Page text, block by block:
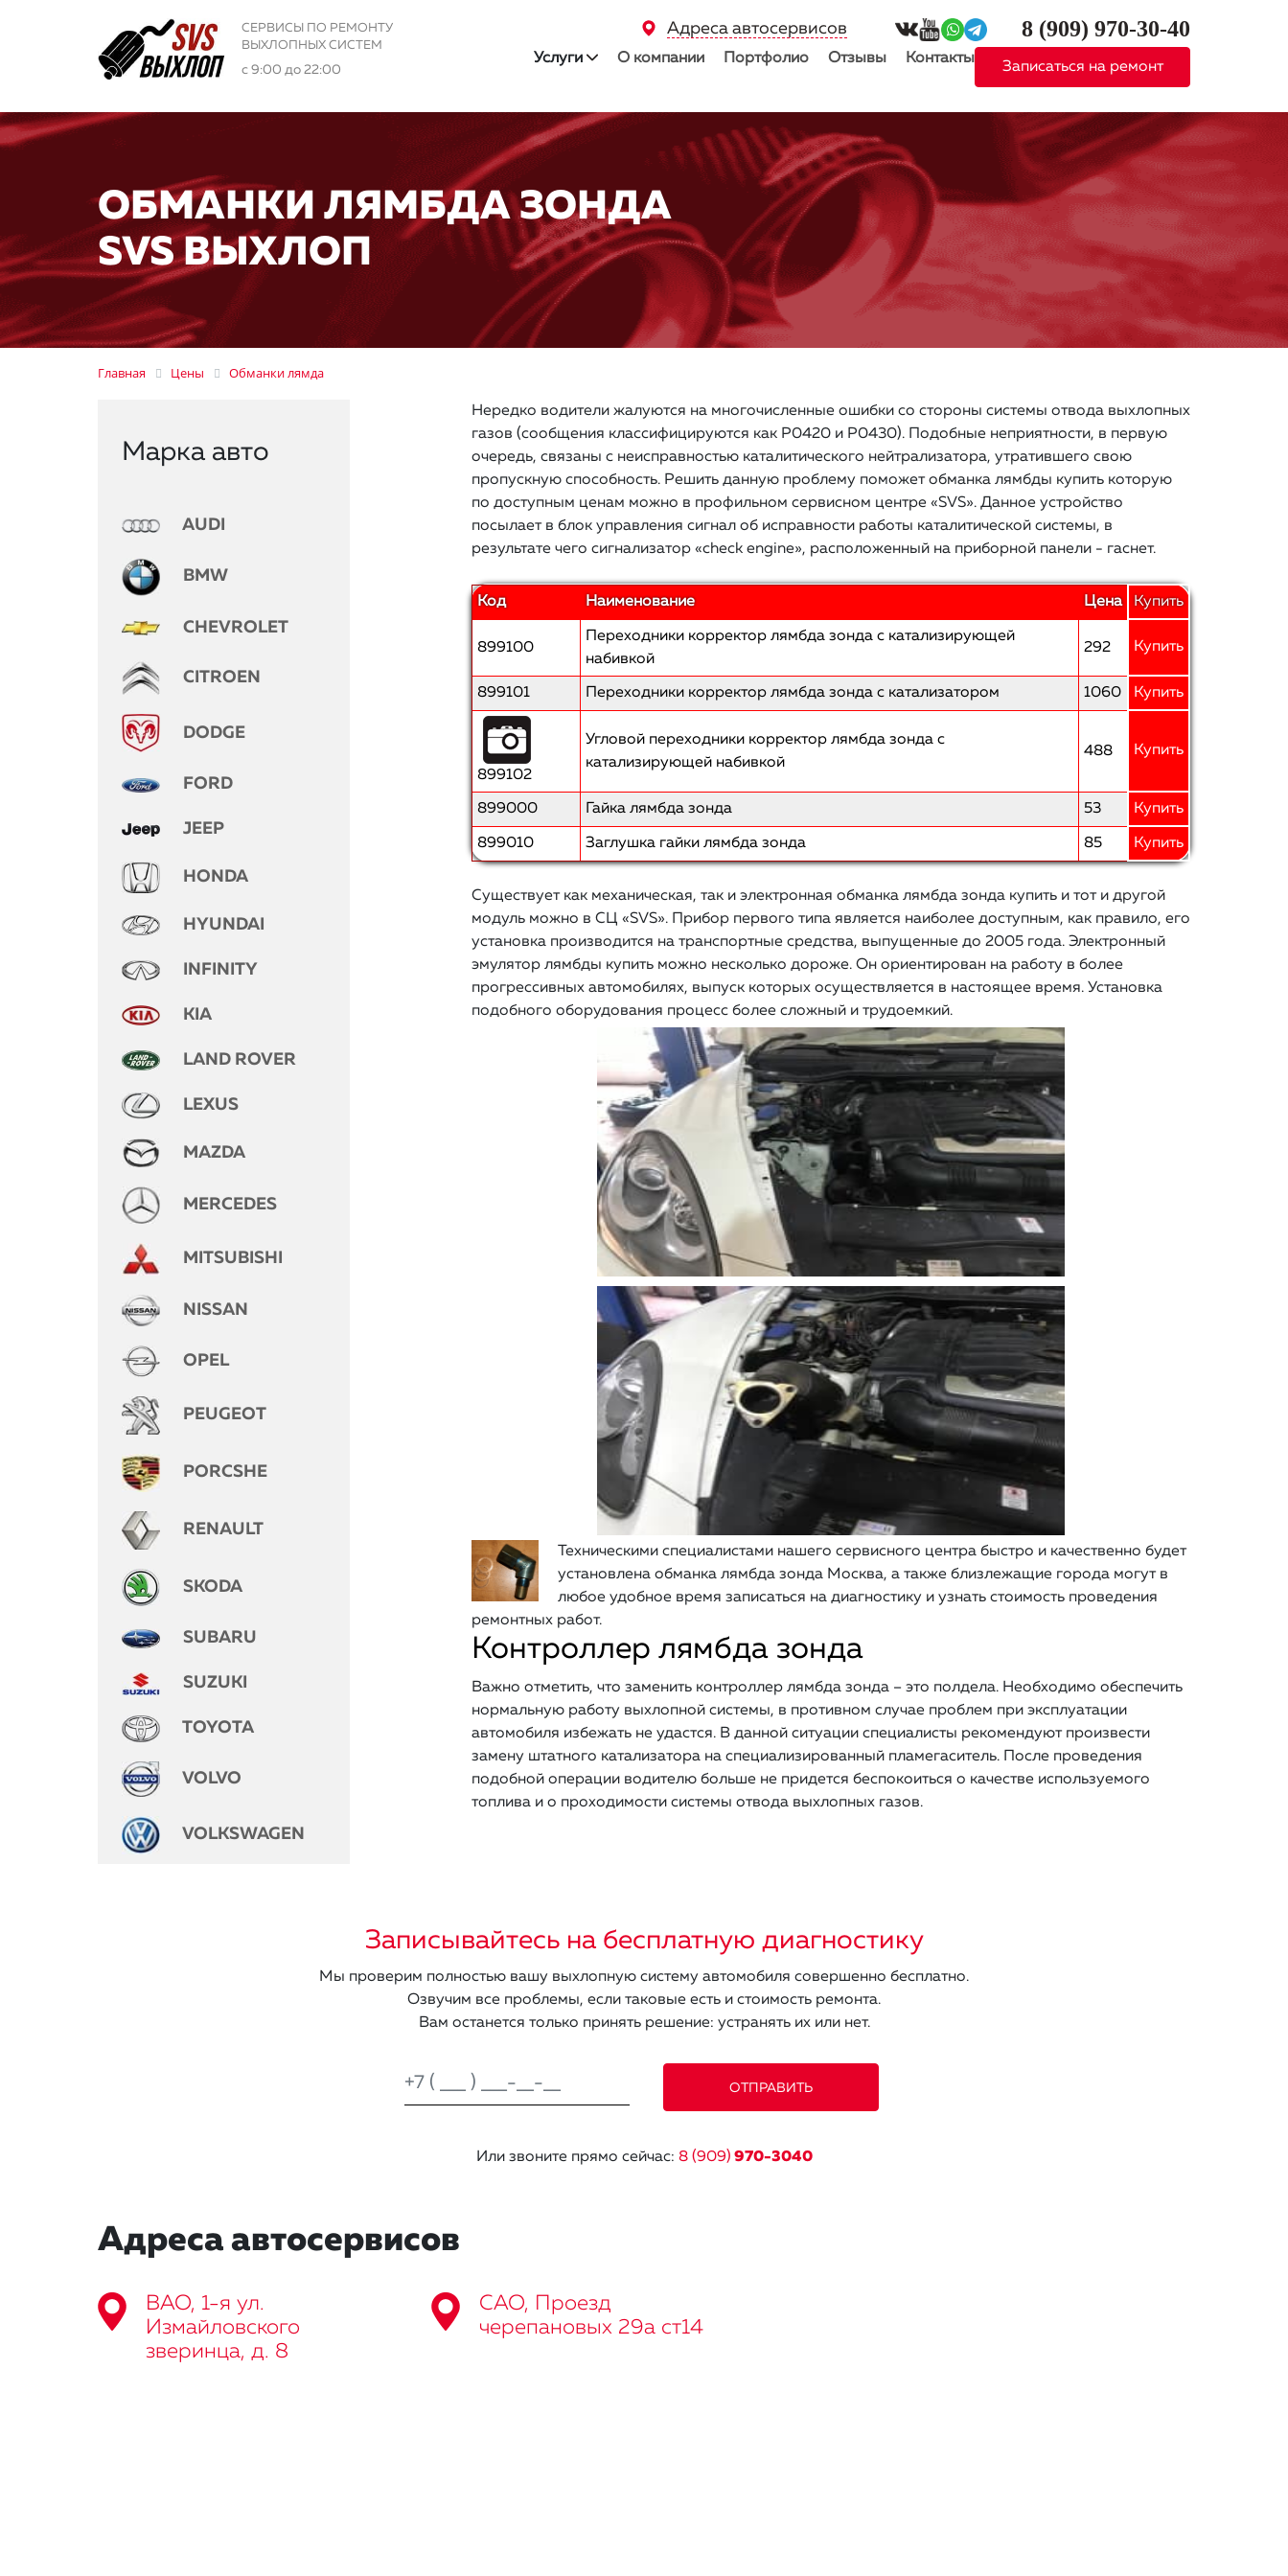
СЕРВИСЫ ПО РЕМОНТУ
ВЫХЛОПНЫХ СИСТЕМ
с 9:00 до 22:00
Адреса автосервисов 8 (909) 970-30-40
Услуги О компании Портфолио Отзывы Контакты
Записаться на ремонт
ОБМАНКИ ЛЯМБДА ЗОНДА
SVS ВЫХЛОП
Главная Цены Обманки лямда
Марка авто
AUDI
BMW
CHEVROLET
CITROEN
DODGE
FORD
JEEP
HONDA
HYUNDAI
INFINITY
KIA
LAND ROVER
LEXUS
MAZDA
MERCEDES
MITSUBISHI
NISSAN
OPEL
PEUGEOT
PORCSHE
RENAULT
SKODA
SUBARU
SUZUKI
TOYOTA
VOLVO
VOLKSWAGEN
Нередко водители жалуются на многочисленные ошибки со стороны системы отвода выхлопных
газов (сообщения классифицируются как Р0420 и Р0430). Подобные неприятности, в первую
очередь, связаны с неисправностью каталитического нейтрализатора, утратившего свою
пропускную способность. Решить данную проблему поможет обманка лямбды купить которую
по доступным ценам можно в профильном сервисном центре «SVS». Данное устройство
посылает в блок управления сигнал об исправности работы каталитической системы, в
результате чего сигнализатор «check engine», расположенный на приборной панели - гаснет.
Код Наименование Цена Купить
899100
Переходники корректор лямбда зонда с катализирующей
набивкой
292 Купить
899101 Переходники корректор лямбда зонда с катализатором 1060 Купить
899102
Угловой переходники корректор лямбда зонда с
катализирующей набивкой
488 Купить
899000 Гайка лямбда зонда 53 Купить
899010 Заглушка гайки лямбда зонда 85 Купить
Существует как механическая, так и электронная обманка лямбда зонда купить и тот и другой
модуль можно в СЦ «SVS». Прибор первого типа является наиболее доступным, как правило, его
установка производится на транспортные средства, выпущенные до 2005 года. Электронный
эмулятор лямбды купить можно несколько дороже. Он ориентирован на работу в более
прогрессивных автомобилях, выпуск которых осуществляется в настоящее время. Установка
подобного оборудования процесс более сложный и трудоемкий.
Техническими специалистами нашего сервисного центра быстро и качественно будет
установлена обманка лямбда зонда Москва, а также близлежащие города могут в
любое удобное время записаться на диагностику и узнать стоимость проведения
ремонтных работ.
Контроллер лямбда зонда
Важно отметить, что заменить контроллер лямбда зонда – это полдела. Необходимо обеспечить
нормальную работу выхлопной системы, в противном случае проблем при эксплуатации
автомобиля избежать не удастся. В данной ситуации специалисты рекомендуют произвести
замену штатного катализатора на специализированный пламегаситель. После проведения
подобной операции водителю больше не придется беспокоиться о качестве используемого
топлива и о проходимости системы отвода выхлопных газов.
Записывайтесь на бесплатную диагностику
Мы проверим полностью вашу выхлопную систему автомобиля совершенно бесплатно.
Озвучим все проблемы, если таковые есть и стоимость ремонта.
Вам останется только принять решение: устранять их или нет.
Или звоните прямо сейчас: 8 (909) 970-3040
Адреса автосервисов
ВАО, 1-я ул.
Измайловского
зверинца, д. 8
САО, Проезд
черепановых 29а ст14